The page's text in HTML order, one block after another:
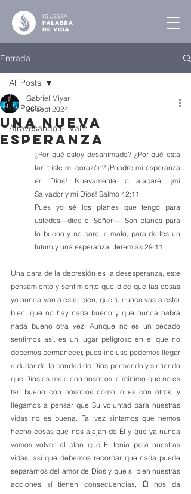
Entrada
All Posts
Atravesando El Valle
All Posts
Una Nueva
Esperanza
Gabriel Miyar
26 sept 2024
¿Por qué estoy desanimado? ¿Por qué está
tan triste mi corazón? ¡Pondré mi esperanza
en Dios! Nuevamente lo alabaré, ¡mi
Salvador y mi Dios! Salmo 42:11
Pues yo sé los planes que tengo para
ustedes—dice el Señor—. Son planes para
lo bueno y no para lo malo, para darles un
futuro y una esperanza. Jeremías 29:11
Una cara de la depresión es la desesperanza, este
pensamiento y sentimiento que dice que las cosas
ya nunca van a estar bien, que tú nunca vas a estar
bien, que no hay nada bueno y que nunca habrá
nada bueno otra vez. Aunque no es un pecado
sentirnos así, es un lugar peligroso en el que no
debemos permanecer, pues incluso podemos llegar
a dudar de la bondad de Dios pensando y sintiendo
que Dios es malo con nosotros, o mínimo que no es
tan bueno con nosotros como lo es con otros, y
llegamos a pensar que Su voluntad para nuestras
vidas no es buena. Tal vez sintamos que hemos
hecho cosas que nos alejan de Él y que ya nunca
vamos volver al plan que Él tenía para nuestras
vidas, así que debemos recordar que nada puede
separarnos del amor de Dios y que si bien nuestras
acciones sí tienen consecuencias, Él nos da